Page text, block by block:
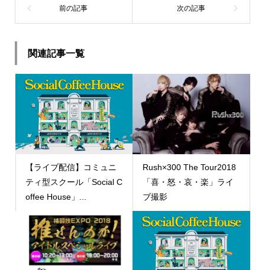
関連記事一覧
【ライブ配信】コミュニ
ティ型スクール「Social C
offee House」...
Rush×300 The Tour2018
「喜・怒・哀・楽」ライ
ブ撮影